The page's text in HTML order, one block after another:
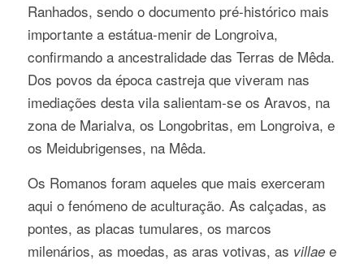
Ranhados, sendo o documento pré-histórico mais
importante a estátua-menir de Longroiva,
confirmando a ancestralidade das Terras de Mêda.
Dos povos da época castreja que viveram nas
imediações desta vila salientam-se os Aravos, na
zona de Marialva, os Longobritas, em Longroiva, e
os Meidubrigenses, na Mêda.
Os Romanos foram aqueles que mais exerceram
aqui o fenómeno de aculturação. As calçadas, as
pontes, as placas tumulares, os marcos
milenários, as moedas, as aras votivas, as villae e